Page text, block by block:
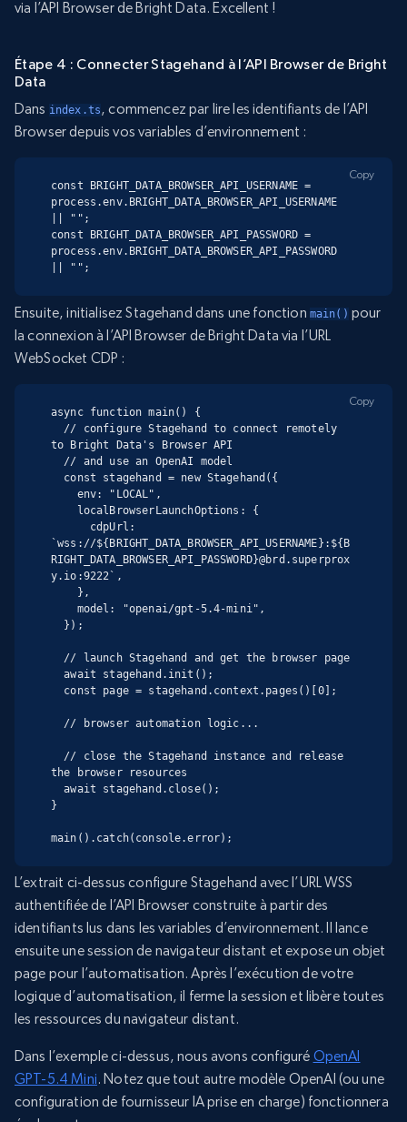
via l’API Browser de Bright Data. Excellent !
Étape 4 : Connecter Stagehand à l’API Browser de Bright
Data
Dans index.ts, commencez par lire les identifiants de l’API
Browser depuis vos variables d’environnement :
const BRIGHT_DATA_BROWSER_API_USERNAME =
process.env.BRIGHT_DATA_BROWSER_API_USERNAME
|| "";
const BRIGHT_DATA_BROWSER_API_PASSWORD =
process.env.BRIGHT_DATA_BROWSER_API_PASSWORD
|| "";
Copy
Ensuite, initialisez Stagehand dans une fonction main() pour
la connexion à l’API Browser de Bright Data via l’URL
WebSocket CDP :
async function main() {
to Bright Data's Browser API
`wss://${BRIGHT_DATA_BROWSER_API_USERNAME}:${B
RIGHT_DATA_BROWSER_API_PASSWORD}@brd.superprox
y.io:9222`,
  await stagehand.init();
the browser resources
  await stagehand.close();
}
main().catch(console.error);
Copy
L’extrait ci-dessus configure Stagehand avec l’URL WSS
authentifiée de l’API Browser construite à partir des
identifiants lus dans les variables d’environnement. Il lance
ensuite une session de navigateur distant et expose un objet
page pour l’automatisation. Après l’exécution de votre
logique d’automatisation, il ferme la session et libère toutes
les ressources du navigateur distant.
Dans l’exemple ci-dessus, nous avons configuré OpenAI
GPT-5.4 Mini. Notez que tout autre modèle OpenAI (ou une
configuration de fournisseur IA prise en charge) fonctionnera